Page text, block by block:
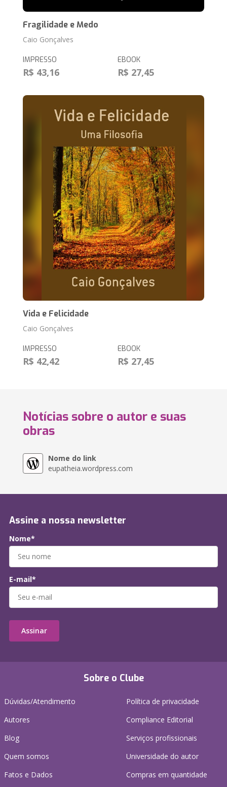
Fragilidade e Medo
Caio Gonçalves
IMPRESSO
R$ 43,16
EBOOK
R$ 27,45
Vida e Felicidade
Caio Gonçalves
IMPRESSO
R$ 42,42
EBOOK
R$ 27,45
Notícias sobre o autor e suas
obras
Nome do link
eupatheia.wordpress.com
Sobre o Clube
Dúvidas/Atendimento
Autores
Blog
Quem somos
Fatos e Dados
Política de privacidade
Compliance Editorial
Serviços profissionais
Universidade do autor
Compras em quantidade
Assine a nossa newsletter
Nome*
E-mail*
Assinar